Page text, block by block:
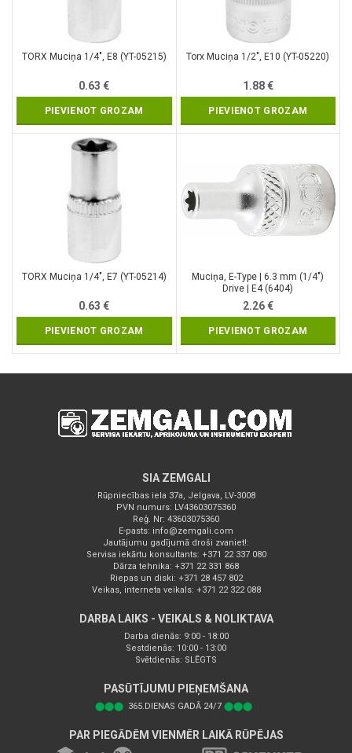
TORX Muciņa 1/4″, E8 (YT-05215)
0.63€
PIEVIENOT GROZAM
Torx Muciņa 1/2″, E10 (YT-05220)
1.88€
PIEVIENOT GROZAM
TORX Muciņa 1/4″, E7 (YT-05214)
0.63€
PIEVIENOT GROZAM
Muciņa, E-Type | 6.3 mm (1/4″)
Drive | E4 (6404)
2.26€
PIEVIENOT GROZAM
SIA ZEMGALI
Rūpniecības iela 37a, Jelgava, LV-3008
PVN numurs: LV43603075360
Reģ. Nr: 43603075360
E-pasts: info@zemgali.com
Jautājumu gadījumā droši zvaniet!:
Servisa iekārtu konsultants: +371 22 337 080
Dārza tehnika: +371 22 331 868
Riepas un diski: +371 28 457 802
Veikas, interneta veikals: +371 22 322 088
DARBA LAIKS - VEIKALS & NOLIKTAVA
Darba dienās: 9:00 - 18:00
Sestdienās: 10:00 - 13:00
Svētdienās: SLĒGTS
PASŪTĪJUMU PIEŅEMŠANA
⬤⬤⬤ 365.DIENAS GADĀ 24/7 ⬤⬤⬤
PAR PIEGĀDĒM VIENMĒR LAIKĀ RŪPĒJAS